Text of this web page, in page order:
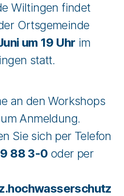
Wiltingen findet
Ortsgemeinde
um 19 Uhr im
statt.
an den Workshops
Anmeldung.
Sie sich per Telefon
88 3-0 oder per